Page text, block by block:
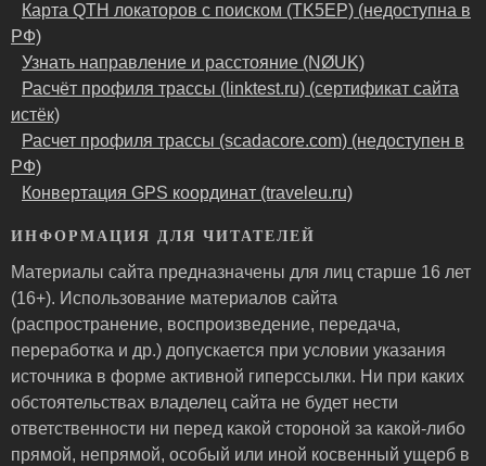
Карта QTH локаторов с поиском (TK5EP) (недоступна в
РФ)
Узнать направление и расстояние (NØUK)
Расчёт профиля трассы (linktest.ru) (сертификат сайта
истёк)
Расчет профиля трассы (scadacore.com) (недоступен в
РФ)
Конвертация GPS координат (traveleu.ru)
ИНФОРМАЦИЯ ДЛЯ ЧИТАТЕЛЕЙ
Материалы сайта предназначены для лиц старше 16 лет
(16+). Использование материалов сайта
(распространение, воспроизведение, передача,
переработка и др.) допускается при условии указания
источника в форме активной гиперссылки. Ни при каких
обстоятельствах владелец сайта не будет нести
ответственности ни перед какой стороной за какой-либо
прямой, непрямой, особый или иной косвенный ущерб в